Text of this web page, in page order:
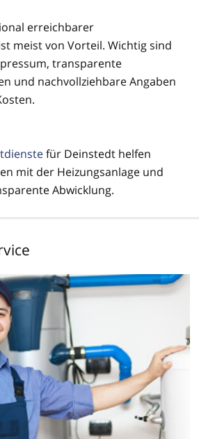
erreichbarer
meist von Vorteil. Wichtig sind
transparente
und nachvollziehbare Angaben
für Deinstedt helfen
mit der Heizungsanlage und
Abwicklung.